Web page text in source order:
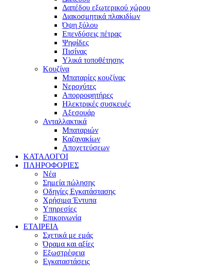
Δαπέδου εξωτερικού χώρου
Διακοσμητικά πλακιδίων
Όψη ξύλου
Επενδύσεις πέτρας
Ψηφίδες
Πισίνας
Υλικά τοποθέτησης
Κουζίνα
Μπαταρίες κουζίνας
Νεροχύτες
Απορροφητήρες
Ηλεκτρικές συσκευές
Αξεσουάρ
Ανταλλακτικά
Μπαταριών
Καζανακίων
Αποχετεύσεων
ΚΑΤΑΛΟΓΟΙ
ΠΛΗΡΟΦΟΡΙΕΣ
Νέα
Σημεία πώλησης
Οδηγίες Εγκατάστασης
Χρήσιμα Έντυπα
Υπηρεσίες
Επικοινωνία
ΕΤΑΙΡΕΙΑ
Σχετικά με εμάς
Όραμα και αξίες
Εξωστρέφεια
Εγκαταστάσεις